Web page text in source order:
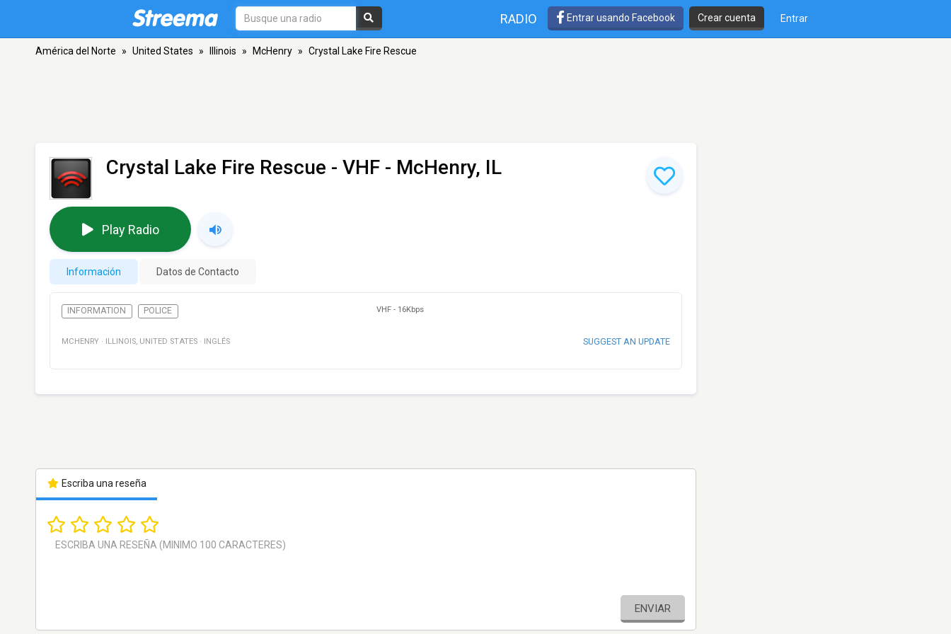
RADIO Entrar usando Facebook Crear cuenta Entrar
América del Norte » United States » Illinois » McHenry » Crystal Lake Fire Rescue
Crystal Lake Fire Rescue - VHF - McHenry, IL
Play Radio
Información Datos de Contacto
INFORMATION POLICE VHF - 16Kbps
MCHENRY · ILLINOIS, UNITED STATES · INGLÉS SUGGEST AN UPDATE
Escriba una reseña
ENVIAR